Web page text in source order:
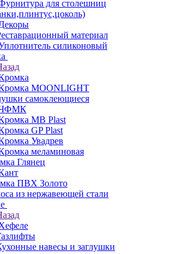
для столешниц
материал
силиконовый
MOONLIGHT
самоклеющиеся
ЧФМК
MB Plast
GP Plast
Увадрев
меламиновая
Глянец
ПВХ Золото
из нержавеющей стали
навесы и заглушки